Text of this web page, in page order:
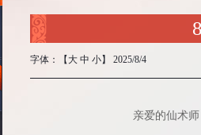
字体：【 大 中 小】 2025/8/4
亲爱的仙术